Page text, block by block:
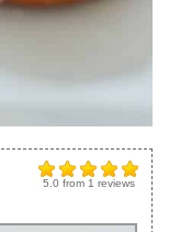
5.0 from 1 reviews